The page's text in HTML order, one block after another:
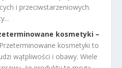
i przeciwstarzeniowych.
kosmetyki –
Przeterminowane kosmetyki to
wątpliwości i obawy. Wiele